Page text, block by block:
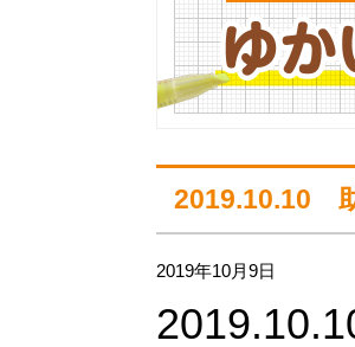
2019.10.10
2019年10月9日